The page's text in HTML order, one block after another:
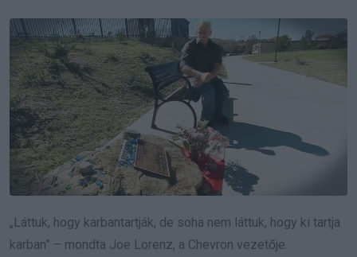
„Láttuk, hogy karbantartják, de soha nem láttuk, hogy ki tartja
karban” – mondta Joe Lorenz, a Chevron vezetője.